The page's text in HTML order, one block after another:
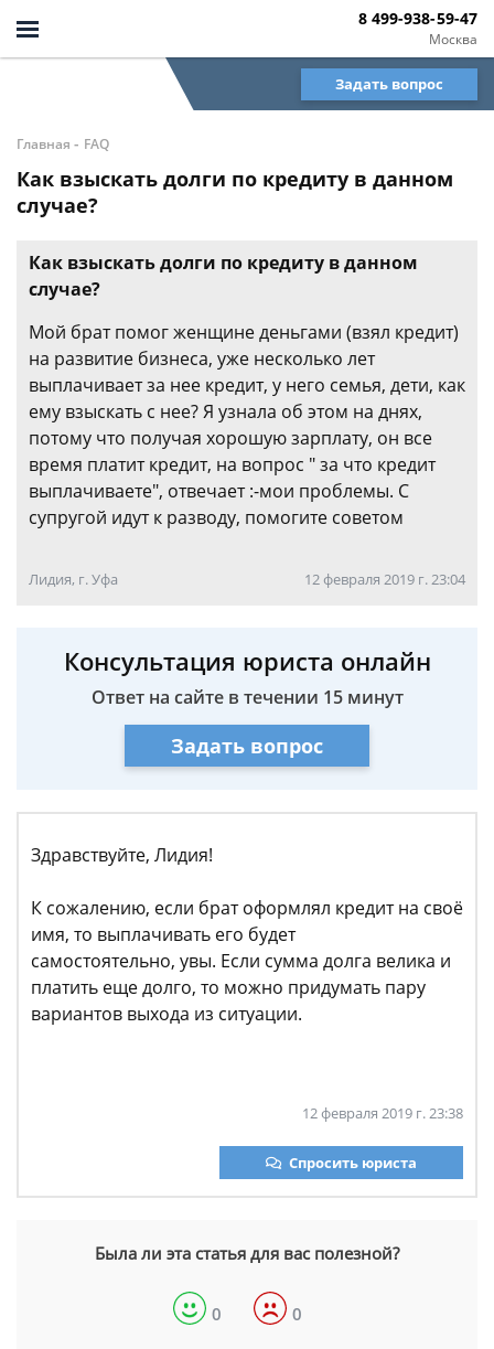
Москва
8 499-938-59-47
Задать вопрос
Главная - FAQ
Как взыскать долги по кредиту в данном
случае?
Как взыскать долги по кредиту в данном
случае?
Мой брат помог женщине деньгами (взял кредит)
на развитие бизнеса, уже несколько лет
выплачивает за нее кредит, у него семья, дети, как
ему взыскать с нее? Я узнала об этом на днях,
потому что получая хорошую зарплату, он все
время платит кредит, на вопрос " за что кредит
выплачиваете", отвечает :-мои проблемы. С
супругой идут к разводу, помогите советом
Лидия, г. Уфа 12 февраля 2019 г. 23:04
Консультация юриста онлайн
Ответ на сайте в течении 15 минут
Задать вопрос
Здравствуйте, Лидия!
К сожалению, если брат оформлял кредит на своё
имя, то выплачивать его будет
самостоятельно, увы. Если сумма долга велика и
платить еще долго, то можно придумать пару
вариантов выхода из ситуации.
12 февраля 2019 г. 23:38
Спросить юриста
Была ли эта статья для вас полезной?
0 0